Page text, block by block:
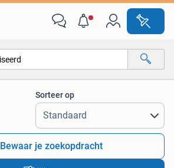
Alle afstanden…
Sorteer op
Bewaar je zoekopdracht